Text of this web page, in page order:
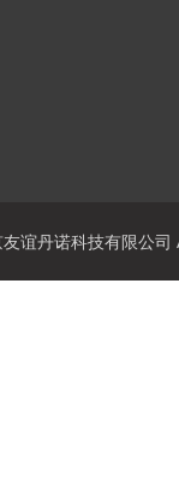
友谊丹诺科技有限